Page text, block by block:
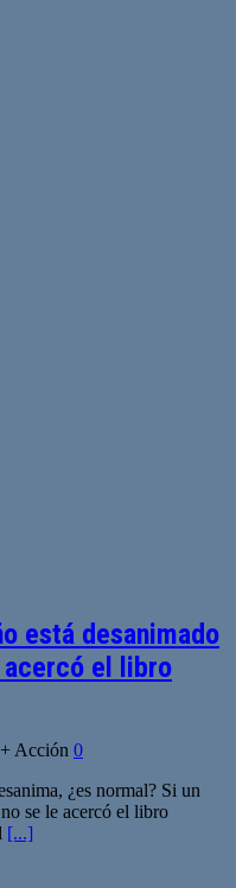
está desanimado
acercó el libro
Acción 0
¿es normal? Si un
se le acercó el libro
[...]